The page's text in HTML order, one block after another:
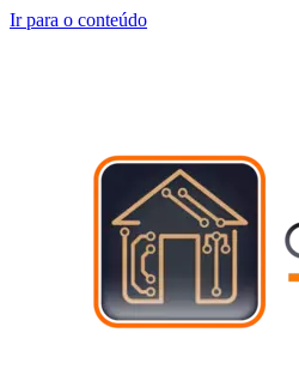
Ir para o conteúdo